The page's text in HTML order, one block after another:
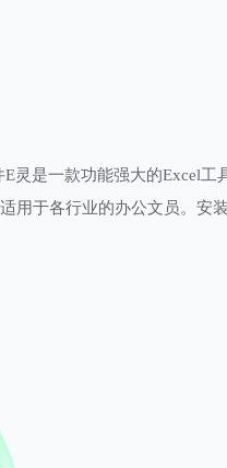
E灵是一款功能强大的Excel
用于各行业的办公文员。安